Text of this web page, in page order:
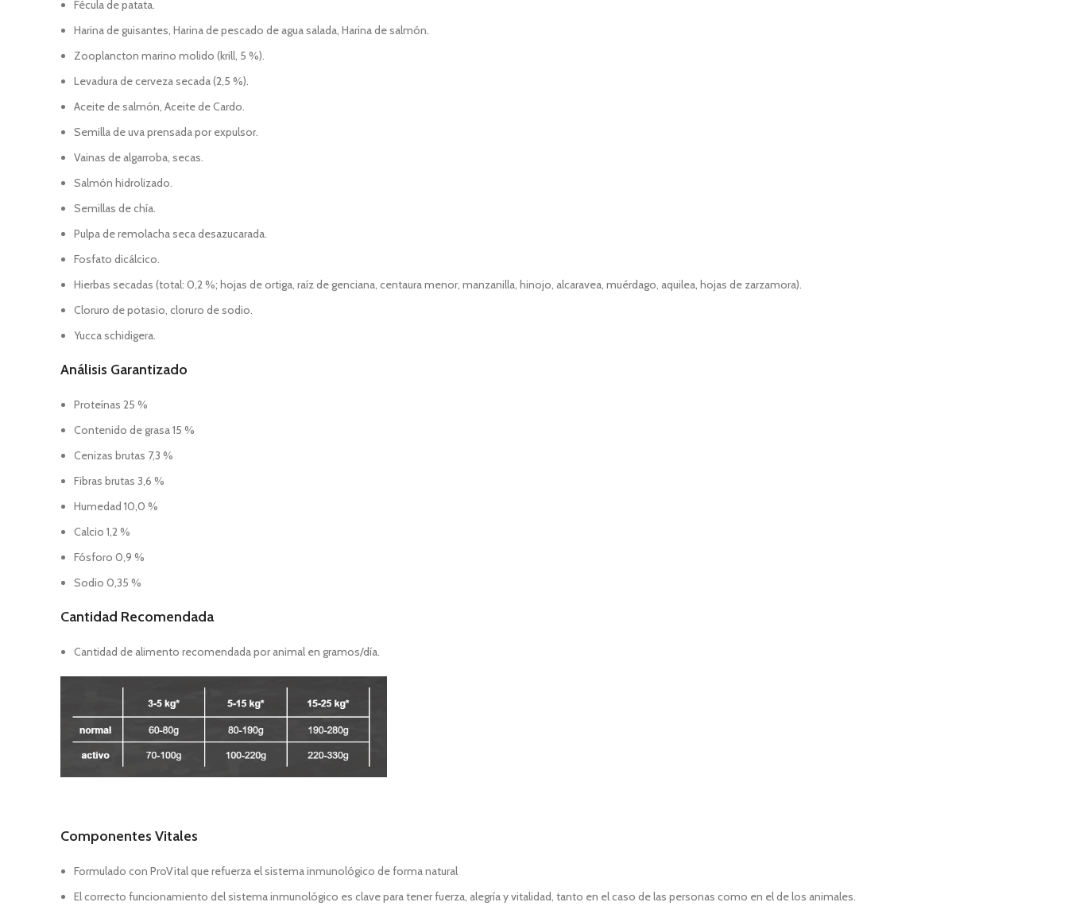
Fécula de patata.
Harina de guisantes, Harina de pescado de agua salada, Harina de salmón.
Zooplancton marino molido (krill, 5 %).
Levadura de cerveza secada (2,5 %).
Aceite de salmón, Aceite de Cardo.
Semilla de uva prensada por expulsor.
Vainas de algarroba, secas.
Salmón hidrolizado.
Semillas de chía.
Pulpa de remolacha seca desazucarada.
Fosfato dicálcico.
Hierbas secadas (total: 0,2 %; hojas de ortiga, raíz de genciana, centaura menor, manzanilla, hinojo, alcaravea, muérdago, aquilea, hojas de zarzamora).
Cloruro de potasio, cloruro de sodio.
Yucca schidigera.
Análisis Garantizado
Proteínas 25 %
Contenido de grasa 15 %
Cenizas brutas 7,3 %
Fibras brutas 3,6 %
Humedad 10,0 %
Calcio 1,2 %
Fósforo 0,9 %
Sodio 0,35 %
Cantidad Recomendada
Cantidad de alimento recomendada por animal en gramos/día.
Componentes Vitales
Formulado con ProVital que refuerza el sistema inmunológico de forma natural
El correcto funcionamiento del sistema inmunológico es clave para tener fuerza, alegría y vitalidad, tanto en el caso de las personas como en el de los animales.